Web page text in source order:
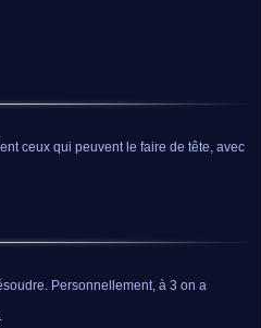
ceux qui peuvent le faire de tête, avec
Personnellement, à 3 on a